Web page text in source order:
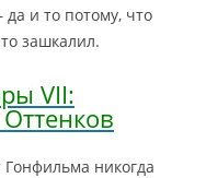
и то потому, что
зашкалил.
VII:
никогда